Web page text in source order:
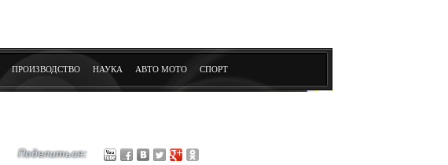
ПРОИЗВОДСТВО НАУКА АВТО МОТО СПОРТ
Поделиться: